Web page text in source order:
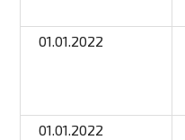
01.01.2022
01.01.2022